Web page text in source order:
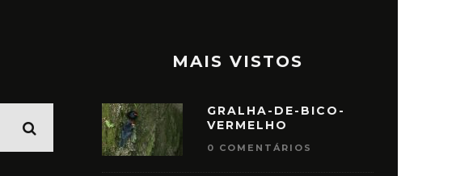
MAIS VISTOS
GRALHA-DE-BICO-
VERMELHO
0 COMENTÁRIOS